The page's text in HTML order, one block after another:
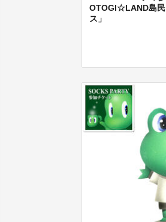
OTOGI☆LAND島民
ス」